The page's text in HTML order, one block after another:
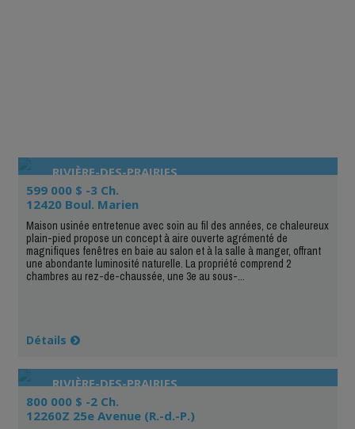
RIVIÈRE-DES-PRAIRIES
599 000 $ -3 Ch.
12420 Boul. Marien
Maison usinée entretenue avec soin au fil des années, ce chaleureux
plain-pied propose un concept à aire ouverte agrémenté de
magnifiques fenêtres en baie au salon et à la salle à manger, offrant
une abondante luminosité naturelle. La propriété comprend 2
chambres au rez-de-chaussée, une 3e au sous-...
Détails
RIVIÈRE-DES-PRAIRIES
800 000 $ -2 Ch.
12260Z 25e Avenue (R.-d.-P.)